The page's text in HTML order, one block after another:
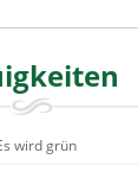
wird grün